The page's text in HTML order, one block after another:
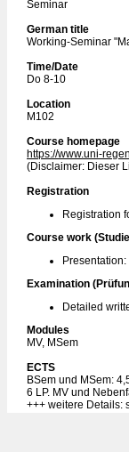
Seminar
German title
Working-Seminar
Time/Date
Do 8-10
Location
M102
Course homepage
https://www.uni-
(Disclaimer: Dieser
Registration
Registration
Course work
Examination
Detailed
Modules
MV, MSem
ECTS
BSem und MSem:
6 LP. MV und
+++ weitere Details: